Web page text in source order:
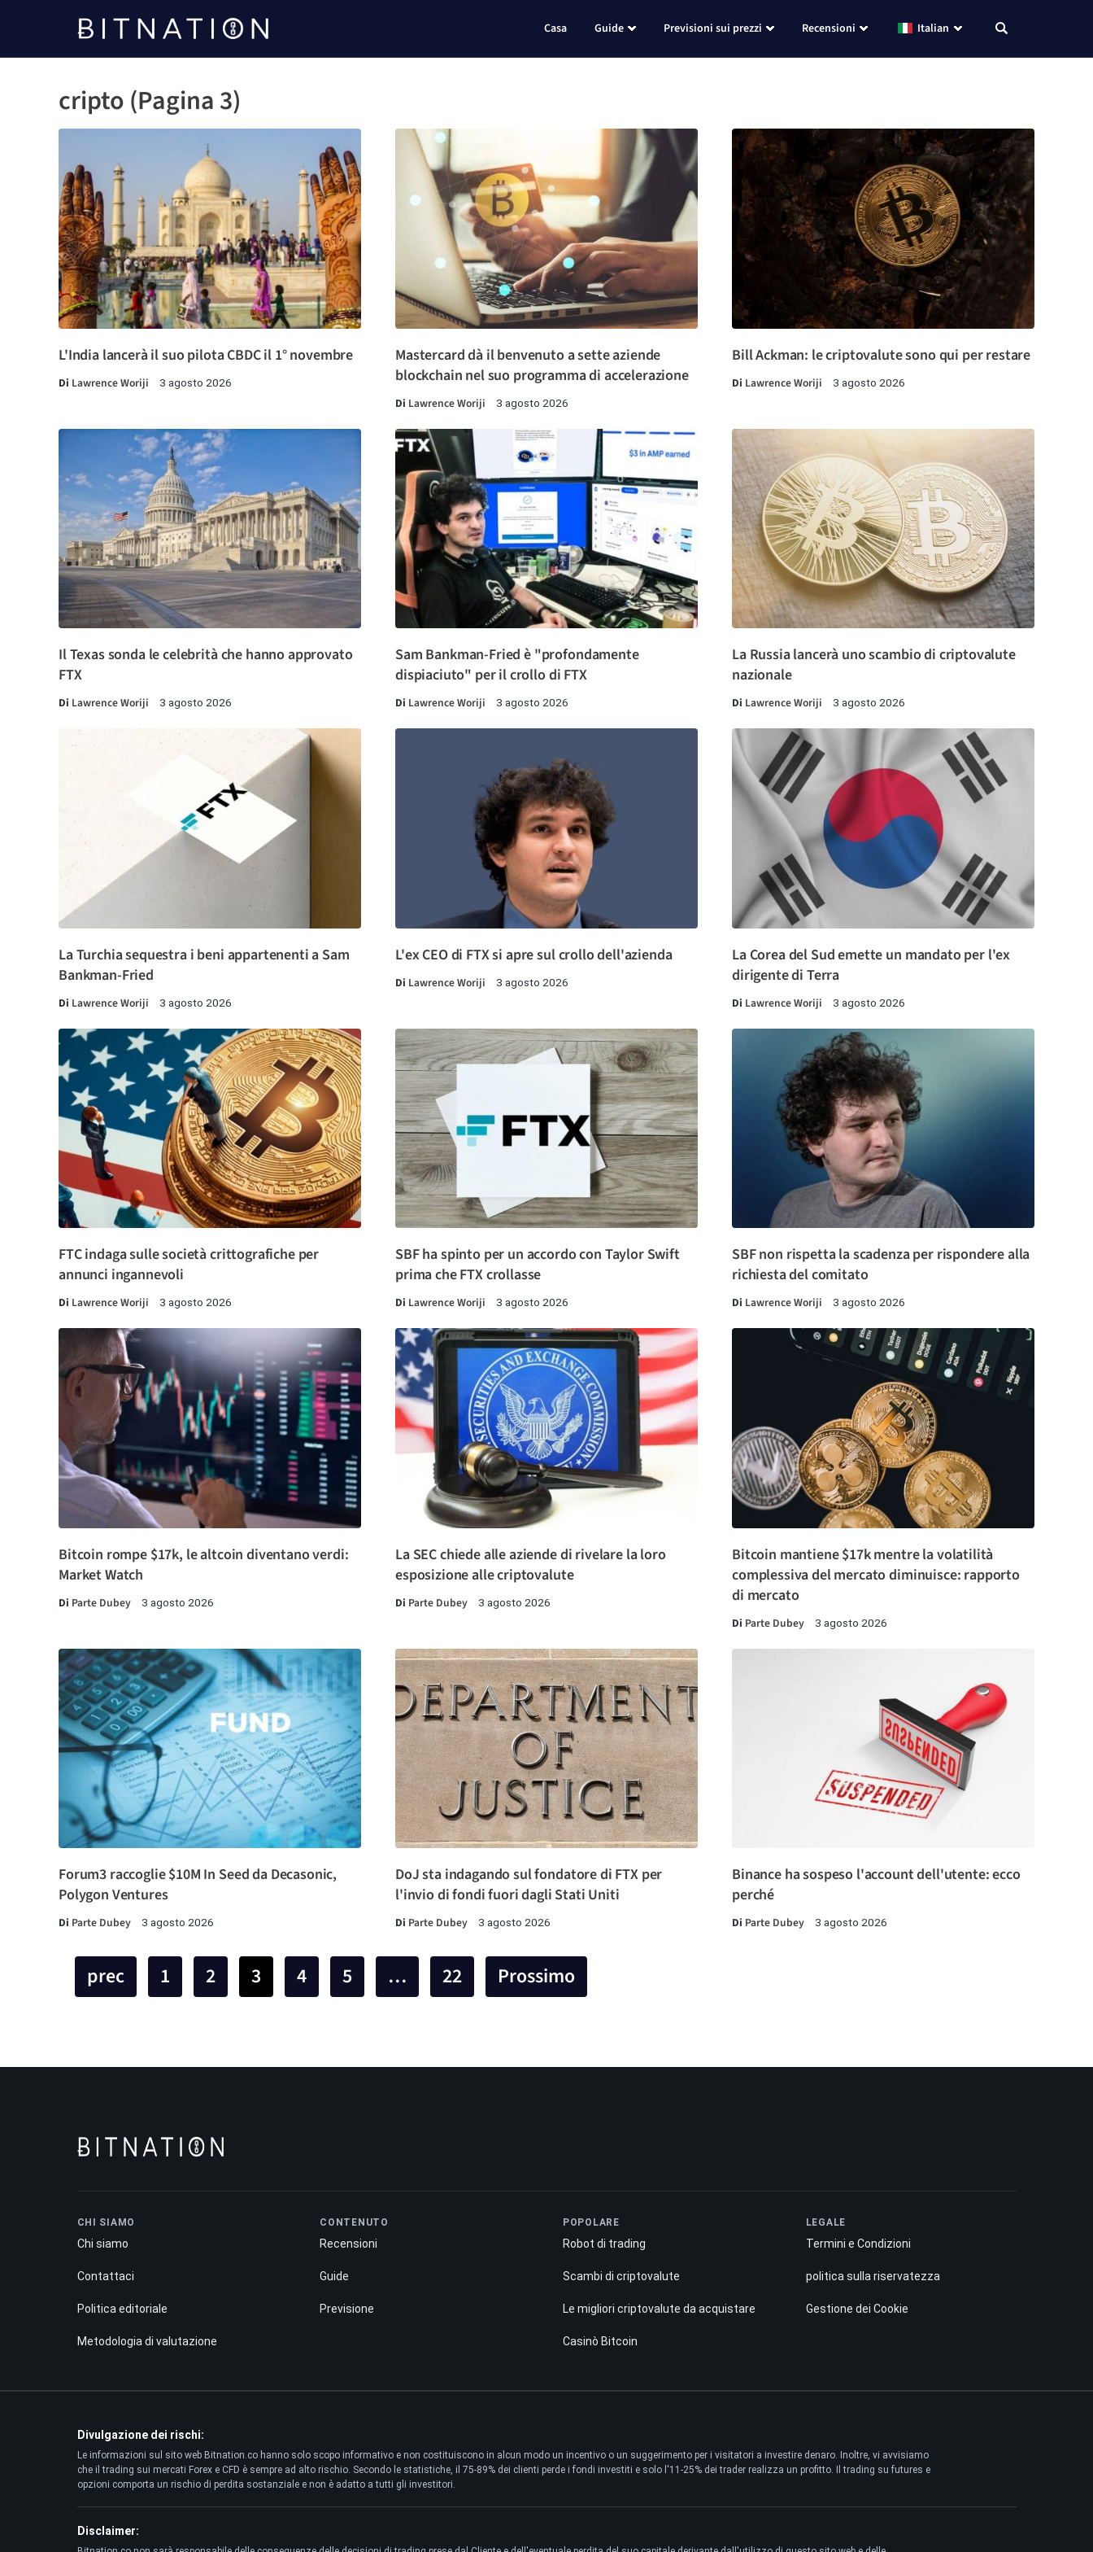
Bitnazione
Casa Guide Previsioni sui prezzi Recensioni Italian
cripto (Pagina 3)
L'India lancerà il suo pilota CBDC il 1° novembre
Di Lawrence Woriji 3 agosto 2026
Mastercard dà il benvenuto a sette aziende
blockchain nel suo programma di accelerazione
Di Lawrence Woriji 3 agosto 2026
Bill Ackman: le criptovalute sono qui per restare
Di Lawrence Woriji 3 agosto 2026
Il Texas sonda le celebrità che hanno approvato
FTX
Di Lawrence Woriji 3 agosto 2026
Sam Bankman-Fried è "profondamente
dispiaciuto" per il crollo di FTX
Di Lawrence Woriji 3 agosto 2026
La Russia lancerà uno scambio di criptovalute
nazionale
Di Lawrence Woriji 3 agosto 2026
La Turchia sequestra i beni appartenenti a Sam
Bankman-Fried
Di Lawrence Woriji 3 agosto 2026
L'ex CEO di FTX si apre sul crollo dell'azienda
Di Lawrence Woriji 3 agosto 2026
La Corea del Sud emette un mandato per l'ex
dirigente di Terra
Di Lawrence Woriji 3 agosto 2026
FTC indaga sulle società crittografiche per
annunci ingannevoli
Di Lawrence Woriji 3 agosto 2026
SBF ha spinto per un accordo con Taylor Swift
prima che FTX crollasse
Di Lawrence Woriji 3 agosto 2026
SBF non rispetta la scadenza per rispondere alla
richiesta del comitato
Di Lawrence Woriji 3 agosto 2026
Bitcoin rompe $17k, le altcoin diventano verdi:
Market Watch
Di Parte Dubey 3 agosto 2026
La SEC chiede alle aziende di rivelare la loro
esposizione alle criptovalute
Di Parte Dubey 3 agosto 2026
Bitcoin mantiene $17k mentre la volatilità
complessiva del mercato diminuisce: rapporto
di mercato
Di Parte Dubey 3 agosto 2026
Forum3 raccoglie $10M In Seed da Decasonic,
Polygon Ventures
Di Parte Dubey 3 agosto 2026
DoJ sta indagando sul fondatore di FTX per
l'invio di fondi fuori dagli Stati Uniti
Di Parte Dubey 3 agosto 2026
Binance ha sospeso l'account dell'utente: ecco
perché
Di Parte Dubey 3 agosto 2026
prec 1 2 3 4 5 … 22 Prossimo
CHI SIAMO
Chi siamo
Contattaci
Politica editoriale
Metodologia di valutazione
CONTENUTO
Recensioni
Guide
Previsione
POPOLARE
Robot di trading
Scambi di criptovalute
Le migliori criptovalute da acquistare
Casinò Bitcoin
LEGALE
Termini e Condizioni
politica sulla riservatezza
Gestione dei Cookie
Divulgazione dei rischi:
Le informazioni sul sito web Bitnation.co hanno solo scopo informativo e non costituiscono in alcun modo un incentivo o un suggerimento per i visitatori a investire denaro. Inoltre, vi avvisiamo
che il trading sui mercati Forex e CFD è sempre ad alto rischio. Secondo le statistiche, il 75-89% dei clienti perde i fondi investiti e solo l'11-25% dei trader realizza un profitto. Il trading su futures e
opzioni comporta un rischio di perdita sostanziale e non è adatto a tutti gli investitori.
Disclaimer: